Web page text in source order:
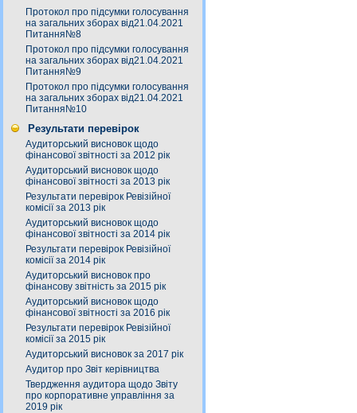
Протокол про підсумки голосування
на загальних зборах від21.04.2021
Питання№8
Протокол про підсумки голосування
на загальних зборах від21.04.2021
Питання№9
Протокол про підсумки голосування
на загальних зборах від21.04.2021
Питання№10
Результати перевірок
Аудиторський висновок щодо
фінансової звітності за 2012 рік
Аудиторський висновок щодо
фінансової звітності за 2013 рік
Результати перевірок Ревізійної
комісії за 2013 рік
Аудиторський висновок щодо
фінансової звітності за 2014 рік
Результати перевірок Ревізійної
комісії за 2014 рік
Аудиторський висновок про
фінансову звітність за 2015 рік
Аудиторський висновок щодо
фінансової звітності за 2016 рік
Результати перевірок Ревізійної
комісії за 2015 рік
Аудиторський висновок за 2017 рік
Аудитор про Звіт керівництва
Твердження аудитора щодо Звіту
про корпоративне управління за
2019 рік